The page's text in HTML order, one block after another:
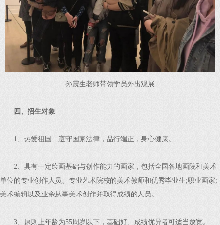
孙震生老师带领学员外出观展
四、招生对象
1、热爱祖国，遵守国家法律，品行端正，身心健康。
2、具有一定绘画基础与创作能力的画家，包括全国各地画院和美术
单位的专业创作人员、专业艺术院校的美术教师和优秀毕业生;职业画家;
美术编辑以及业余从事美术创作并取得成绩的人员。
3、原则上年龄为55周岁以下，基础好、成绩优异者可适当放宽。